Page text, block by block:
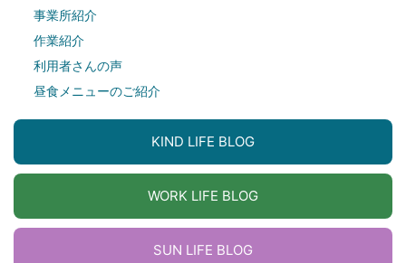
事業所紹介
作業紹介
利用者さんの声
昼食メニューのご紹介
KIND LIFE BLOG
WORK LIFE BLOG
SUN LIFE BLOG